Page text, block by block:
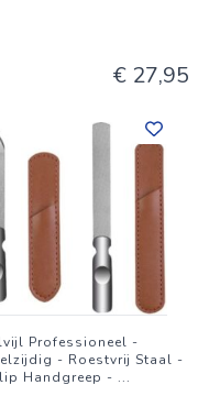
€ 27,95
Professioneel -
- Roestvrij Staal -
Handgreep - ...